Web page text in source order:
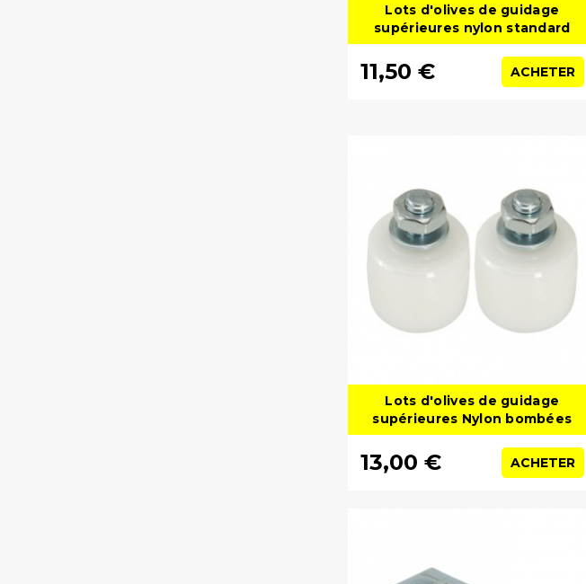
Lots d'olives de guidage
supérieures nylon standard
11,50 € ACHETER
Lots d'olives de guidage
supérieures Nylon bombées
13,00 € ACHETER